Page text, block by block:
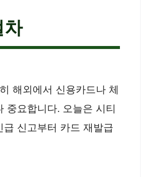
차
해외에서 신용카드나 체
요합니다. 오늘은 시티
신고부터 카드 재발급